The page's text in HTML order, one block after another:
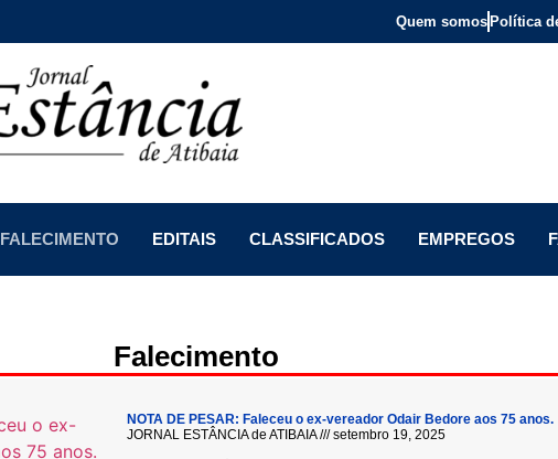
Quem somos Política
FALECIMENTO EDITAIS CLASSIFICADOS EMPREGOS
Falecimento
NOTA DE PESAR: Faleceu o ex-vereador Odair Bedore aos 75 anos.
JORNAL ESTÂNCIA de ATIBAIA
setembro 19, 2025